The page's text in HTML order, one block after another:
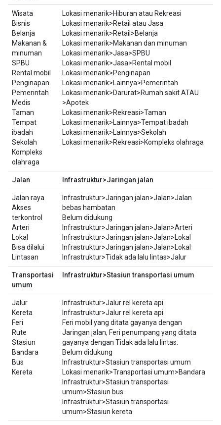
Wisata
Bisnis
Belanja
Makanan &
minuman
SPBU
Rental mobil
Penginapan
Pemerintah
Medis
Taman
Tempat
ibadah
Sekolah
Kompleks
olahraga
Lokasi menarik>Hiburan atau Rekreasi
Lokasi menarik>Retail atau Jasa
Lokasi menarik>Retail>Belanja
Lokasi menarik>Makanan dan minuman
Lokasi menarik>Jasa>SPBU
Lokasi menarik>Jasa>Rental mobil
Lokasi menarik>Penginapan
Lokasi menarik>Lainnya>Pemerintah
Lokasi menarik>Darurat>Rumah sakit ATAU
>Apotek
Lokasi menarik>Rekreasi>Taman
Lokasi menarik>Lainnya>Tempat ibadah
Lokasi menarik>Lainnya>Sekolah
Lokasi menarik>Rekreasi>Kompleks olahraga
Jalan Infrastruktur>Jaringan jalan
Jalan raya
Akses
terkontrol
Arteri
Lokal
Bisa dilalui
Lintasan
Infrastruktur>Jaringan jalan>Jalan>Jalan
bebas hambatan
Belum didukung
Infrastruktur>Jaringan jalan>Jalan>Arteri
Infrastruktur>Jaringan jalan>Jalan>Lokal
Infrastruktur>Jaringan jalan>Jalan>Lokal
Infrastruktur>Tidak ada lalu lintas>Jalur
Transportasi
umum
Infrastruktur>Stasiun transportasi umum
Jalur
Kereta
Feri
Rute
Stasiun
Bandara
Bus
Kereta
Infrastruktur>Jalur rel kereta api
Infrastruktur>Jalur rel kereta api
Feri mobil yang ditata gayanya dengan
Jaringan jalan, Feri penumpang yang ditata
gayanya dengan Tidak ada lalu lintas.
Belum didukung
Infrastruktur>Stasiun transportasi umum
Lokasi menarik>Transportasi umum>Bandara
Infrastruktur>Stasiun transportasi
umum>Stasiun bus
Infrastruktur>Stasiun transportasi
umum>Stasiun kereta